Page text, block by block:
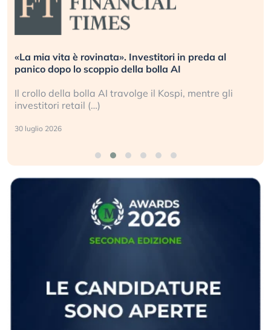
«La mia vita è rovinata». Investitori in preda al
panico dopo lo scoppio della bolla AI
Il crollo della bolla AI travolge il Kospi, mentre gli
investitori retail (…)
30 luglio 2026